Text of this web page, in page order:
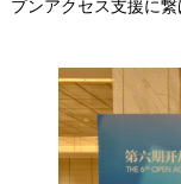
プンアクセス支援に繋